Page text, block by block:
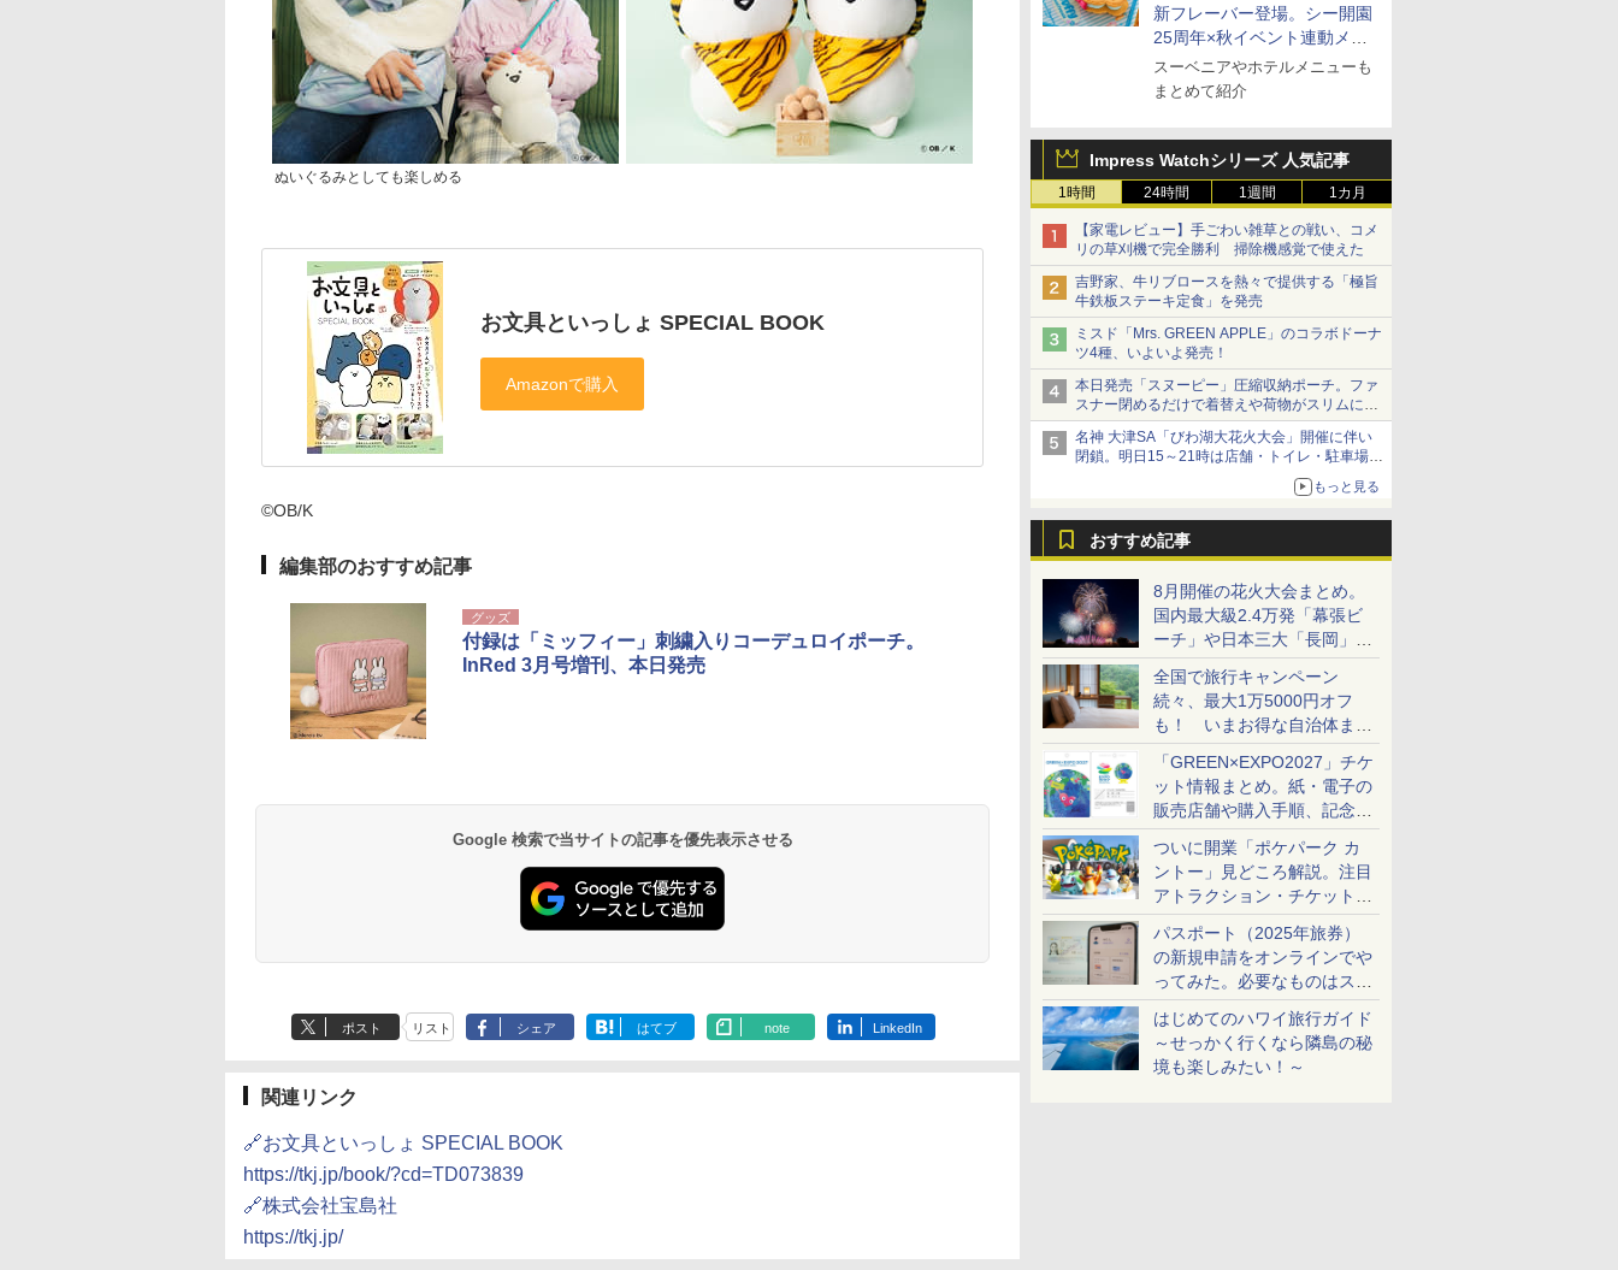
新フレーバー登場。シー開園
25周年×秋イベント連動メニ
ュー
スーベニアやホテルメニューも
まとめて紹介
Impress Watchシリーズ 人気記事
1時間 24時間 1週間 1カ月
【家電レビュー】手ごわい雑草との戦い、コメ
リの草刈機で完全勝利 掃除機感覚で使えた
吉野家、牛リブロースを熱々で提供する「極旨
牛鉄板ステーキ定食」を発売
ミスド「Mrs. GREEN APPLE」のコラボドーナ
ツ4種、いよいよ発売！
本日発売「スヌーピー」圧縮収納ポーチ。ファ
スナー閉めるだけで着替えや荷物がスリムにま
とまる
名神 大津SA「びわ湖大花火大会」開催に伴い
閉鎖。明日15～21時は店舗・トイレ・駐車場の
もっと見る
おすすめ記事
8月開催の花火大会まとめ。
国内最大級2.4万発「幕張ビ
ーチ」や日本三大「長岡」な
ど大型イベント目白押し！
全国で旅行キャンペーン
続々、最大1万5000円オフ
も！ いまお得な自治体まと
め
「GREEN×EXPO2027」チケ
ット情報まとめ。紙・電子の
販売店舗や購入手順、記念チ
ケットも解説
ついに開業「ポケパーク カ
ントー」見どころ解説。注目
アトラクション・チケット手
配・来場前に必要な準備は？
パスポート（2025年旅券）
の新規申請をオンラインでや
ってみた。必要なものはスマ
ホとマイナカードのみ
はじめてのハワイ旅行ガイド
～せっかく行くなら隣島の秘
境も楽しみたい！～
ぬいぐるみとしても楽しめる
お文具といっしょ SPECIAL BOOK
©OB/K
編集部のおすすめ記事
グッズ
付録は「ミッフィー」刺繍入りコーデュロイポーチ。
InRed 3月号増刊、本日発売
Google 検索で当サイトの記事を優先表示させる
ポスト リスト シェア はてブ note LinkedIn
関連リンク
🔗お文具といっしょ SPECIAL BOOK
https://tkj.jp/book/?cd=TD073839
🔗株式会社宝島社
https://tkj.jp/